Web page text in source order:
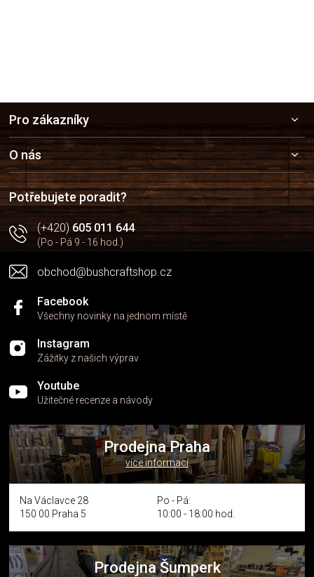
a
t
í
Pro zákazníky
O nás
Potřebujete poradit?
(+420)605 011 644
(Po - Pá 9 - 16 hod.)
obchod@bushcraftshop.cz
Facebook
Všechny novinky na jednom místě
Instagram
Zážitky z našich výprav
Youtube
Užitečné recenze a návody
Prodejna Praha
více informací
Na Václavce 28
150 00 Praha 5
Po - Pá:
10:00 - 18:00 hod.
Prodejna Šumperk